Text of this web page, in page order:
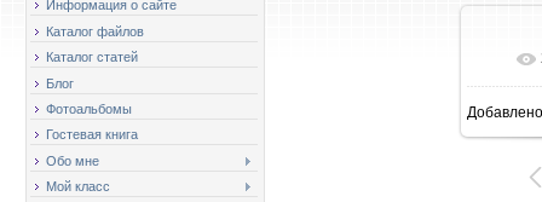
Информация о сайте
Каталог файлов
Каталог статей
Блог
Фотоальбомы
Гостевая книга
Обо мне
Мой класс
Добавлено